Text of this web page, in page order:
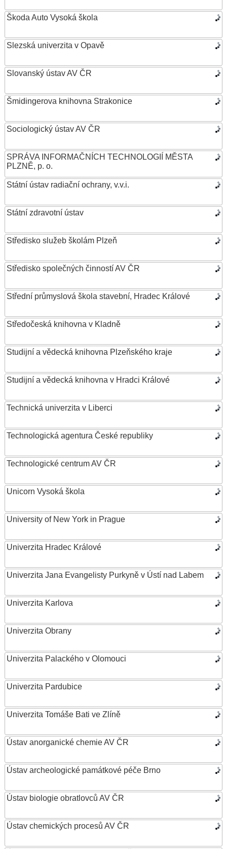
Škoda Auto Vysoká škola
Slezská univerzita v Opavě
Slovanský ústav AV ČR
Šmidingerova knihovna Strakonice
Sociologický ústav AV ČR
SPRÁVA INFORMAČNÍCH TECHNOLOGIÍ MĚSTA
PLZNĚ, p. o.
Státní ústav radiační ochrany, v.v.i.
Státní zdravotní ústav
Středisko služeb školám Plzeň
Středisko společných činností AV ČR
Střední průmyslová škola stavební, Hradec Králové
Středočeská knihovna v Kladně
Studijní a vědecká knihovna Plzeňského kraje
Studijní a vědecká knihovna v Hradci Králové
Technická univerzita v Liberci
Technologická agentura České republiky
Technologické centrum AV ČR
Unicorn Vysoká škola
University of New York in Prague
Univerzita Hradec Králové
Univerzita Jana Evangelisty Purkyně v Ústí nad Labem
Univerzita Karlova
Univerzita Obrany
Univerzita Palackého v Olomouci
Univerzita Pardubice
Univerzita Tomáše Bati ve Zlíně
Ústav anorganické chemie AV ČR
Ústav archeologické památkové péče Brno
Ústav biologie obratlovců AV ČR
Ústav chemických procesů AV ČR